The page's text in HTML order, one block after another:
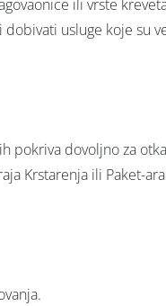
ili vrste
usluge koje su
dovoljno za
Krstarenja ili Paket-